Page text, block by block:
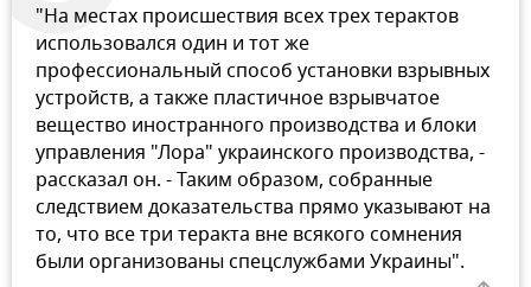
"На местах происшествия всех трех терактов
использовался один и тот же
профессиональный способ установки взрывных
устройств, а также пластичное взрывчатое
вещество иностранного производства и блоки
управления "Лора" украинского производства, -
рассказал он. - Таким образом, собранные
следствием доказательства прямо указывают на
то, что все три теракта вне всякого сомнения
были организованы спецслужбами Украины".